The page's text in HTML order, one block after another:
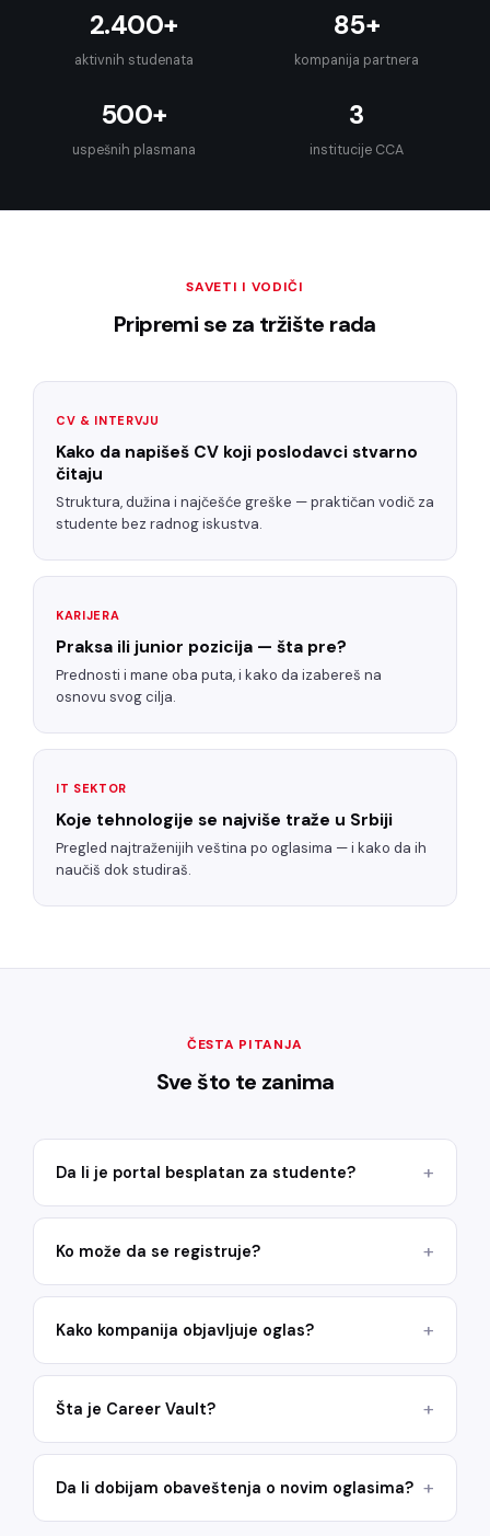
2.400+
aktivnih studenata
85+
kompanija partnera
500+
uspešnih plasmana
3
institucije CCA
SAVETI I VODIČI
Pripremi se za tržište rada
CV & INTERVJU
Kako da napišeš CV koji poslodavci stvarno
čitaju
Struktura, dužina i najčešće greške — praktičan vodič za
studente bez radnog iskustva.
KARIJERA
Praksa ili junior pozicija — šta pre?
Prednosti i mane oba puta, i kako da izabereš na
osnovu svog cilja.
IT SEKTOR
Koje tehnologije se najviše traže u Srbiji
Pregled najtraženijih veština po oglasima — i kako da ih
naučiš dok studiraš.
ČESTA PITANJA
Sve što te zanima
Da li je portal besplatan za studente?
Ko može da se registruje?
Kako kompanija objavljuje oglas?
Šta je Career Vault?
Da li dobijam obaveštenja o novim oglasima?